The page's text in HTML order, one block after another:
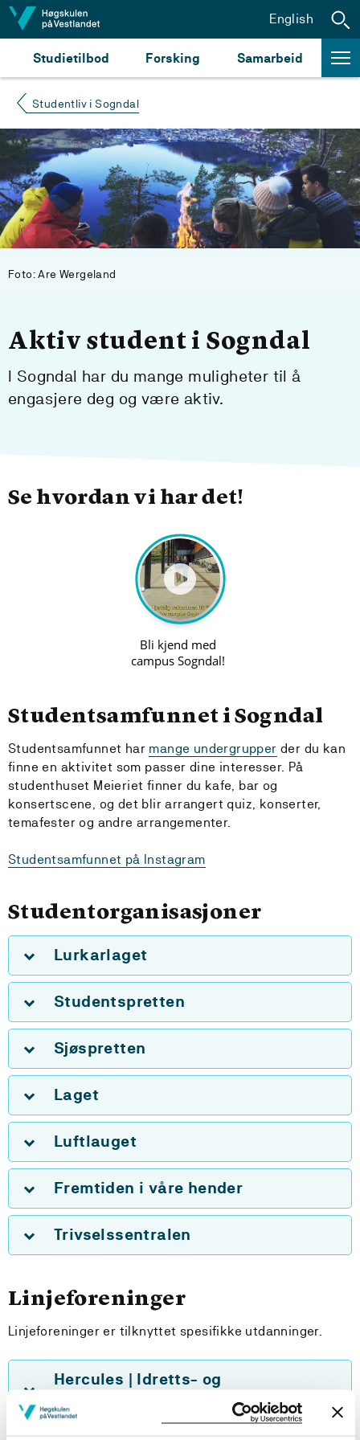
Hopp til innhald
Studietilbod Forsking Samarbeid
English
Studentliv i Sogndal
Foto: Are Wergeland
Aktiv student i Sogndal
I Sogndal har du mange muligheter til å
engasjere deg og være aktiv.
Se hvordan vi har det!
Studentsamfunnet i Sogndal
Studentsamfunnet har mange undergrupper der du kan
finne en aktivitet som passer dine interesser. På
studenthuset Meieriet finner du kafe, bar og
konsertscene, og det blir arrangert quiz, konserter,
temafester og andre arrangementer.
Studentsamfunnet på Instagram
Studentorganisasjoner
Lurkarlaget
Studentspretten
Sjøspretten
Laget
Luftlauget
Fremtiden i våre hender
Trivselssentralen
Linjeforeninger
Linjeforeninger er tilknyttet spesifikke utdanninger.
Hercules | Idretts- og
friluftslivsutdanningene